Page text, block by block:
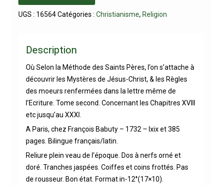
UGS : 16564 Catégories : Christianisme, Religion
Description
Où Selon la Méthode des Saints Pères, l’on s’attache à
découvrir les Mystères de Jésus-Christ, & les Règles
des moeurs renfermées dans la lettre même de
l’Ecriture. Tome second. Concernant les Chapitres XVIII
etc jusqu’au XXXI.
A Paris, chez François Babuty – 1732 – lxix et 385
pages. Bilingue français/latin.
Reliure plein veau de l’époque. Dos à nerfs orné et
doré. Tranches jaspées. Coiffes et coins frottés. Pas
de rousseur. Bon état. Format in-12°(17×10).